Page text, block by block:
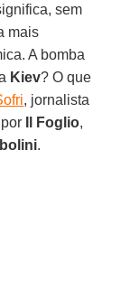
sem
mais
A bomba
Kiev? O que
, jornalista
Il Foglio,
.